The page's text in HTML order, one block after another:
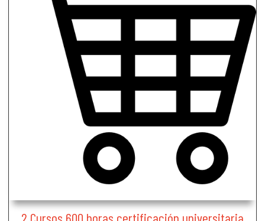
2 Cursos 600 horas certificación universitaria